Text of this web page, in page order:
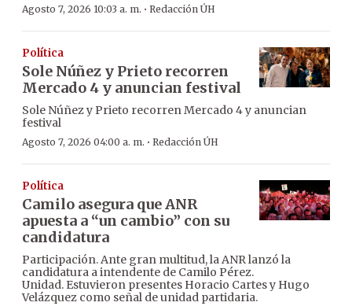
Agosto 7, 2026 10:03 a. m. · Redacción ÚH
Política
Sole Núñez y Prieto recorren
Mercado 4 y anuncian festival
Sole Núñez y Prieto recorren Mercado 4 y anuncian
festival
Agosto 7, 2026 04:00 a. m. · Redacción ÚH
Política
Camilo asegura que ANR
apuesta a “un cambio” con su
candidatura
Participación. Ante gran multitud, la ANR lanzó la
candidatura a intendente de Camilo Pérez.
Unidad. Estuvieron presentes Horacio Cartes y Hugo
Velázquez como señal de unidad partidaria.